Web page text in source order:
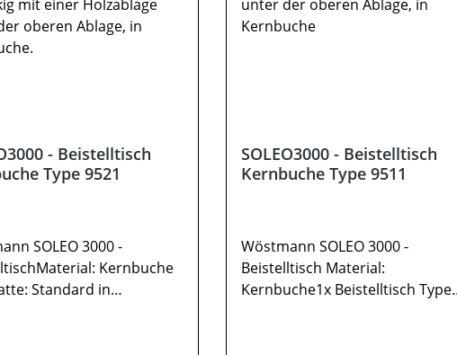
- Beistelltisch
Type 9521
SOLEO 3000 -
Kernbuche
Standard in
SOLEO3000 - Beistelltisch
Kernbuche Type 9511
Wöstmann SOLEO 3000 -
Beistelltisch Material:
Kernbuche1x Beistelltisch Type